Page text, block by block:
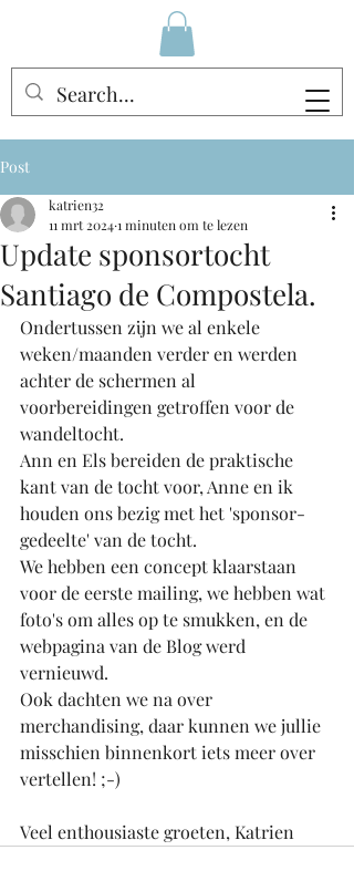
Post
Update sponsortocht
Santiago de Compostela.
katrien32
11 mrt 20241 minuten om te lezen
Ondertussen zijn we al enkele
weken/maanden verder en werden
achter de schermen al
voorbereidingen getroffen voor de
wandeltocht.
Ann en Els bereiden de praktische
kant van de tocht voor, Anne en ik
houden ons bezig met het 'sponsor-
gedeelte' van de tocht.
We hebben een concept klaarstaan
voor de eerste mailing, we hebben wat
foto's om alles op te smukken, en de
webpagina van de Blog werd
vernieuwd.
Ook dachten we na over
merchandising, daar kunnen we jullie
misschien binnenkort iets meer over
vertellen! ;-)
Veel enthousiaste groeten, Katrien